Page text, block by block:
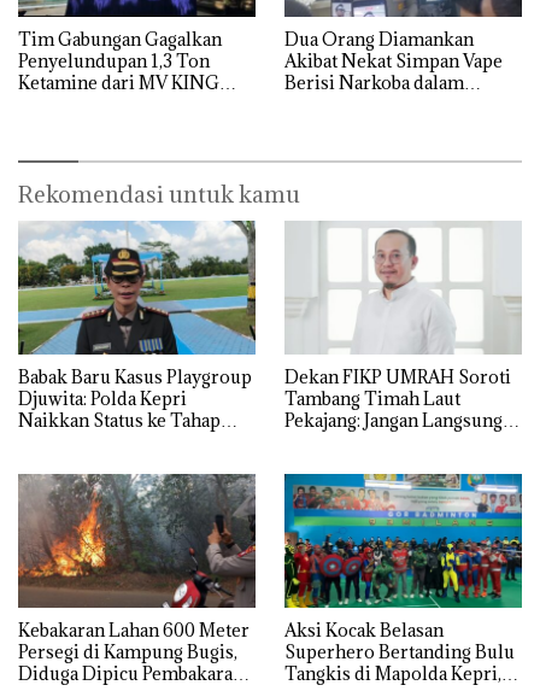
Tim Gabungan Gagalkan
Penyelundupan 1,3 Ton
Ketamine dari MV KING
Dua Orang Diamankan
Akibat Nekat Simpan Vape
Berisi Narkoba dalam
Rekomendasi untuk kamu
Babak Baru Kasus Playgroup
Djuwita: Polda Kepri
Naikkan Status ke Tahap
Dekan FIKP UMRAH Soroti
Tambang Timah Laut
Pekajang: Jangan Langsung
Lingkungannya
Kebakaran Lahan 600 Meter
Persegi di Kampung Bugis,
Diduga Dipicu Pembakaran
Aksi Kocak Belasan
Superhero Bertanding Bulu
Tangkis di Mapolda Kepri,